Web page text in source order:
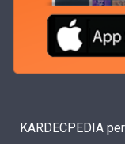
KARDECPEDIA